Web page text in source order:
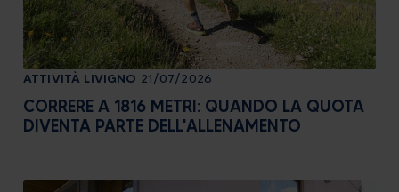
ATTIVITÀ LIVIGNO 21/07/2026
CORRERE A 1816 METRI: QUANDO LA QUOTA
DIVENTA PARTE DELL'ALLENAMENTO